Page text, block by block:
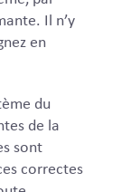
Il n’y
en
du
de la
sont
correctes